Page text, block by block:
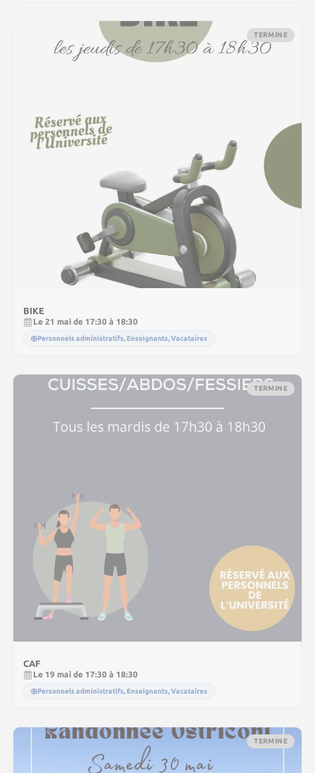
TERMINE
BIKE
Le 21 mai de 17:30 à 18:30
Personnels administratifs, Enseignants, Vacataires
TERMINE
CAF
Le 19 mai de 17:30 à 18:30
Personnels administratifs, Enseignants, Vacataires
TERMINE